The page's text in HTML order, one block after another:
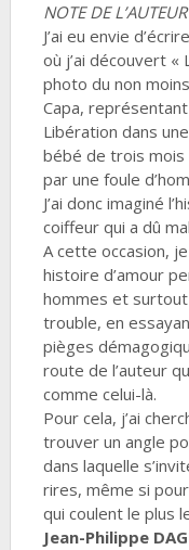
NOTE DE
J’ai eu envie
où j’ai découvert
photo du non
Capa,
Libération dans
bébé de trois mois
par une foule
J’ai donc imaginé
coiffeur qui a dû
A cette occasion,
histoire d’amour
hommes et
trouble, en
pièges
route de l’auteur
comme celui-là.
Pour cela, j’ai
trouver un angle
dans laquelle
rires, même si
qui coulent le plus
Jean-Philippe